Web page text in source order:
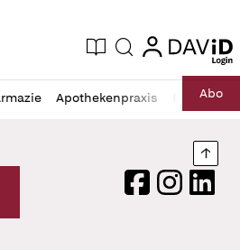
Zeitung
Aktuelle Ausgabe
Suche login
login
Apothekenpraxis RechtAbo
Logo
FacebookInstagram